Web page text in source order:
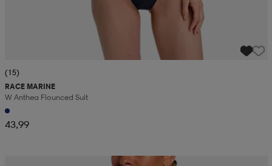
(15)
RACE MARINE
W Anthea Flounced Suit
43,99